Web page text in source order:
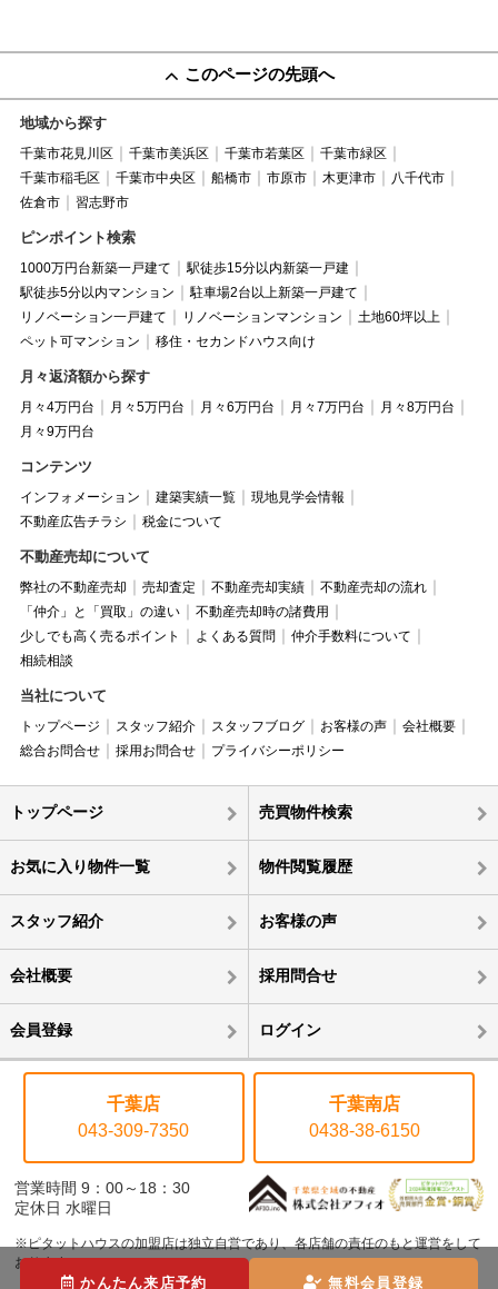
このページの先頭へ
地域から探す
千葉市花見川区 千葉市美浜区 千葉市若葉区
千葉市緑区
千葉市稲毛区
千葉市中央区 船橋市 市原市 木更津市
八千代市
佐倉市
習志野市
ピンポイント検索
1000万円台新築一戸建て
駅徒歩15分以内新築一戸建
駅徒歩5分以内マンション
駐車場2台以上新築一戸建て
リノベーション一戸建て
リノベーションマンション
土地60坪以上
ペット可マンション
移住・セカンドハウス向け
月々返済額から探す
月々4万円台 月々5万円台 月々6万円台 月々7万円台
月々8万円台
月々9万円台
コンテンツ
インフォメーション 建築実績一覧
現地見学会情報
不動産広告チラシ
税金について
不動産売却について
弊社の不動産売却 売却査定 不動産売却実績
不動産売却の流れ
「仲介」と「買取」の違い
不動産売却時の諸費用
少しでも高く売るポイント
よくある質問
仲介手数料について
相続相談
当社について
トップページ スタッフ紹介 スタッフブログ お客様の声
会社概要
総合お問合せ
採用お問合せ プライバシーポリシー
トップページ 売買物件検索
お気に入り物件一覧 物件閲覧履歴
スタッフ紹介 お客様の声
会社概要 採用問合せ
会員登録 ログイン
千葉店
043-309-7350
千葉南店
0438-38-6150
営業時間 9：00～18：30
定休日 水曜日
※ピタットハウスの加盟店は独立自営であり、各店舗の責任のもと運営をして
おります。
かんたん来店予約 無料会員登録